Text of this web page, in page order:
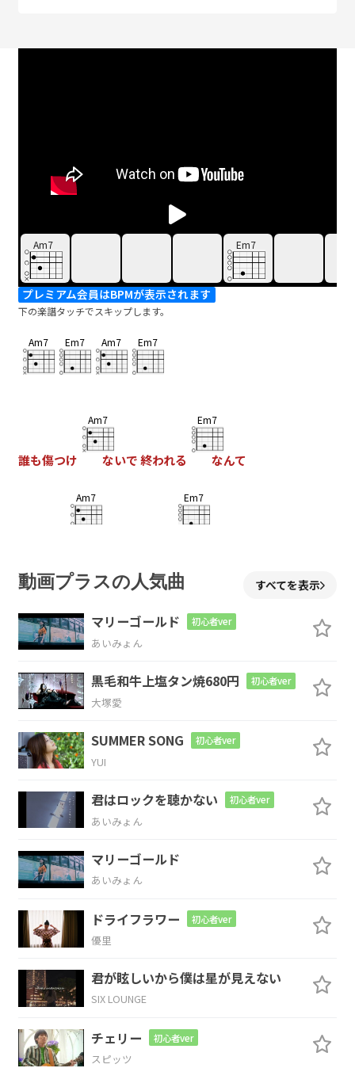
Am7 Em7
プレミアム会員はBPMが表示されます
下の楽譜タッチでスキップします。
Am7 Em7 Am7 Em7
誰も傷つけ
Am7
ないで 終われる
Em7
なんて
Am7 Em7
ヤツの
Am7
願いを お前の
Em7
願いで
押し
F
のけてやっと開く 狭いway
嫌われ
Am7
ないで終われる
微塵も
Am7
期待しちゃいけないぜ
Em7
引きずり
Am7
倒して 蹴落 として
憎まれ ながらはばかれ世
Am7 Em7
動画プラスの人気曲 すべてを表示
マリーゴールド 初心者ver
あいみょん
黒毛和牛上塩タン焼680円 初心者ver
大塚愛
SUMMER SONG 初心者ver
YUI
君はロックを聴かない 初心者ver
あいみょん
マリーゴールド
あいみょん
ドライフラワー 初心者ver
優里
君が眩しいから僕は星が見えない
SIX LOUNGE
チェリー 初心者ver
スピッツ